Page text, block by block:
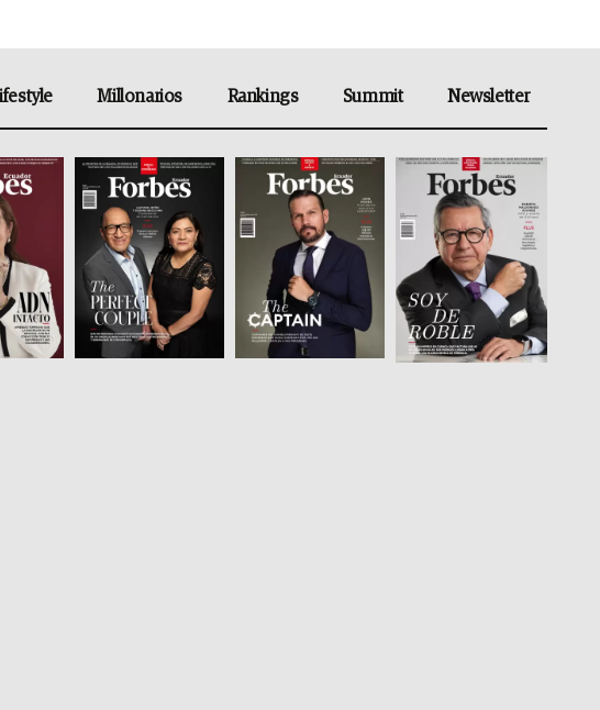
Millonarios Rankings Summit Newsletter